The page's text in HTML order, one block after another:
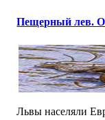
Пещерный лев.
Львы населяли